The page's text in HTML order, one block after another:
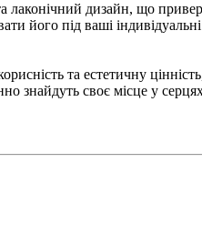
лаконічний дизайн, що
його під ваші
та естетичну
знайдуть своє місце у